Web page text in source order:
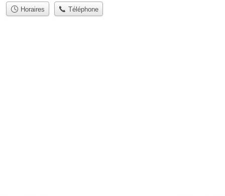
Horaires Téléphone